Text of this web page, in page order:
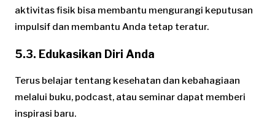
aktivitas fisik bisa membantu mengurangi keputusan
impulsif dan membantu Anda tetap teratur.
5.3. Edukasikan Diri Anda
Terus belajar tentang kesehatan dan kebahagiaan
melalui buku, podcast, atau seminar dapat memberi
inspirasi baru.